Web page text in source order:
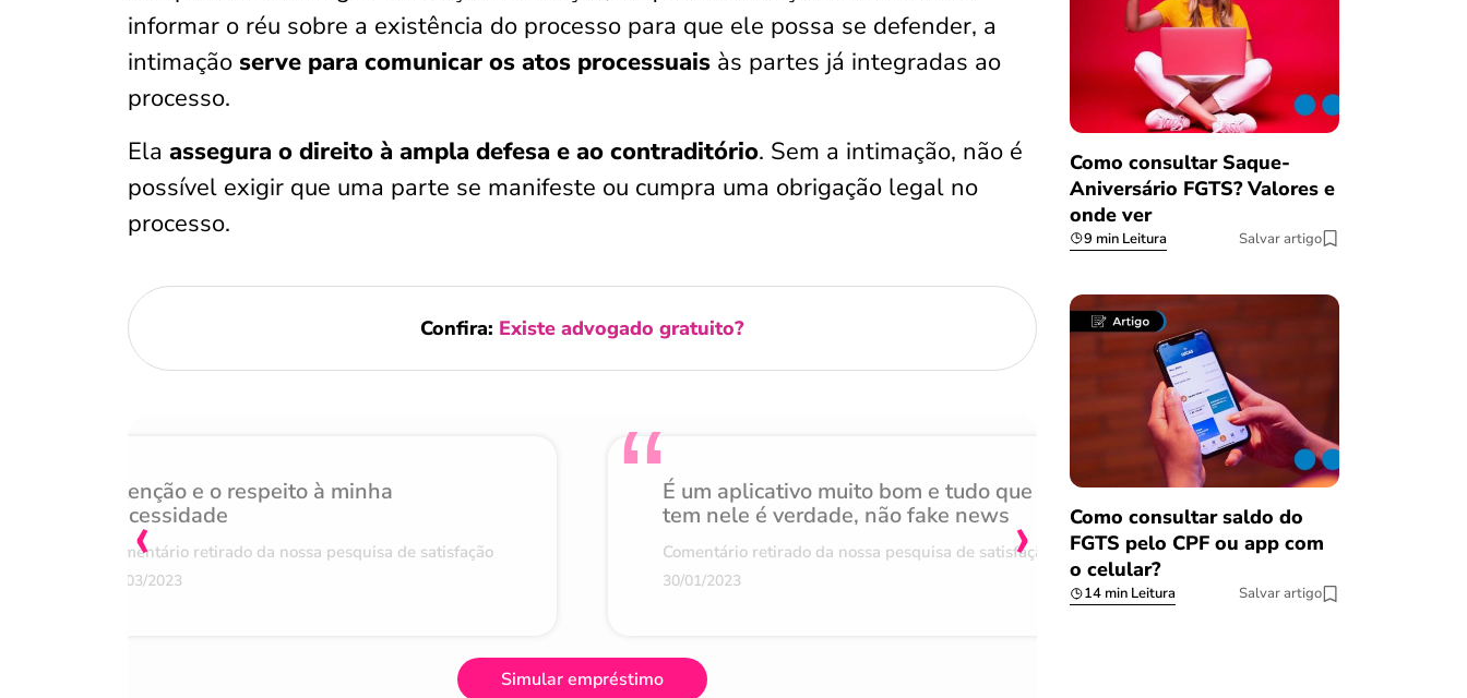
informar o réu sobre a existência do processo para que ele possa se defender, a
intimação serve para comunicar os atos processuais às partes já integradas ao
processo.
Ela assegura o direito à ampla defesa e ao contraditório. Sem a intimação, não é
possível exigir que uma parte se manifeste ou cumpra uma obrigação legal no
processo.
Confira: Existe advogado gratuito?
Atenção e o respeito à minha
necessidade
Comentário retirado da nossa pesquisa de satisfação
07/03/2023
É um aplicativo muito bom e tudo que
tem nele é verdade, não fake news
Comentário retirado da nossa pesquisa de satisfação
30/01/2023
Achei muito rápido,
burocracia
Comentário retirado da nossa
‹ ›
Simular empréstimo
Como consultar Saque-
Aniversário FGTS? Valores e
onde ver
9 min Leitura Salvar artigo
Como consultar saldo do
FGTS pelo CPF ou app com
o celular?
14 min Leitura Salvar artigo